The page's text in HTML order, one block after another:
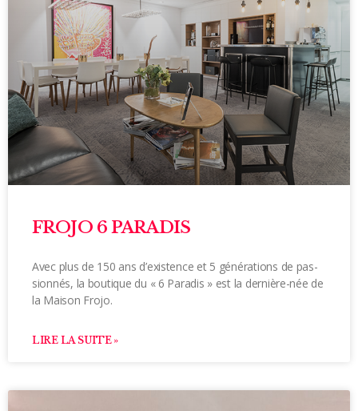
FROJO 6 PARADIS
Avec plus de 150 ans d’existence et 5 générations de pas­
sionnés, la boutique du « 6 Paradis » est la dernière-née de
la Maison Frojo.
LIRE LA SUITE »